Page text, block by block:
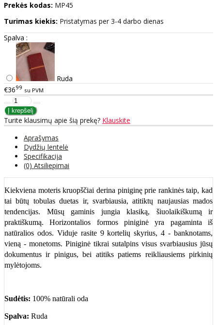
Prekės kodas: MP45
Turimas kiekis: Pristatymas per 3-4 darbo dienas
Spalva :
Ruda
€3699 su PVM
Turite klausimų apie šią prekę? Klauskite
Aprašymas
Dydžių lentelė
Specifikacija
(0) Atsiliepimai
Kiekviena moteris kruopščiai derina piniginę prie rankinės taip, kad
tai būtų tobulas duetas ir, svarbiausia, atitiktų naujausias mados
tendencijas. Mūsų gaminis jungia klasiką, šiuolaikiškumą ir
praktiškumą. Horizontalios formos piniginė yra pagaminta iš
natūralios odos. Viduje rasite 9 kortelių skyrius, 4 - banknotams,
vieną - monetoms. Piniginė tikrai sutalpins visus svarbiausius jūsų
dokumentus ir pinigus, bei atitiks patiems reikliausiems pirkinių
mylėtojoms.
Sudėtis: 100% natūrali oda
Spalva: Ruda